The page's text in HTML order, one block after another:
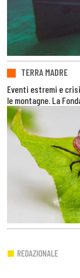
TERRA MADRE
Eventi estremi e
le montagne. La